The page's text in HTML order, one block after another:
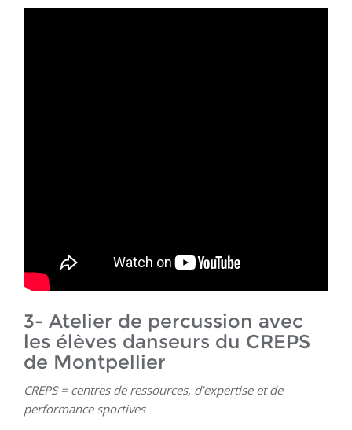
3- Atelier de percussion avec
les élèves danseurs du CREPS
de Montpellier
CREPS = centres de ressources, d’expertise et de
performance sportives